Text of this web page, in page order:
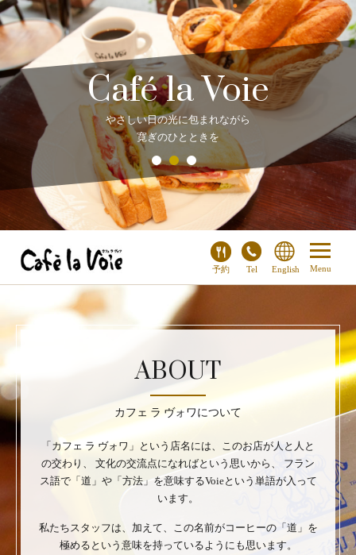
Café la Voie
やさしい日の光に包まれながら
寛ぎのひとときを
予約 Tel English
ABOUT
カフェ ラ ヴォワについて
「カフェ ラ ヴォワ」という店名には、このお店が人と人と
の交わり、
文化の交流点になればという思いから、
フラン
ス語で「道」や「方法」を意味するVoieという単語が入って
います。
私たちスタッフは、加えて、この名前がコーヒーの「道」を
極めるという意味を持っているようにも思います。